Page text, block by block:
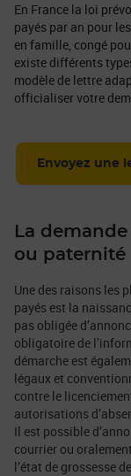
En France la loi
payés par an pour
en famille, congé
existe différents
modèle de lettre
officialiser votre
Envoyez une
La
ou paternité
Une des raisons les
payés est la
pas obligée
obligatoire de
démarche est
légaux et
contre le
autorisations
Il est possible
courrier ou
l’état de grossesse